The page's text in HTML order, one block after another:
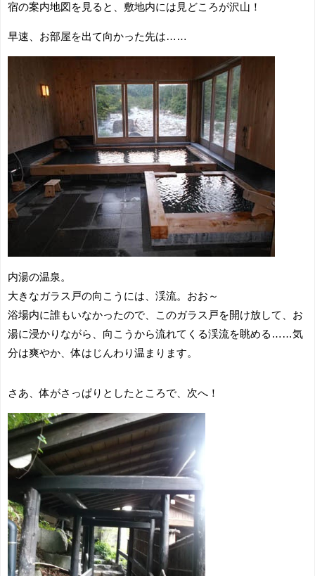
宿の案内地図を見ると、敷地内には見どころが沢山！
早速、お部屋を出て向かった先は……
内湯の温泉。
大きなガラス戸の向こうには、渓流。おお～
浴場内に誰もいなかったので、このガラス戸を開け放して、お
湯に浸かりながら、向こうから流れてくる渓流を眺める……気
分は爽やか、体はじんわり温まります。
さあ、体がさっぱりとしたところで、次へ！